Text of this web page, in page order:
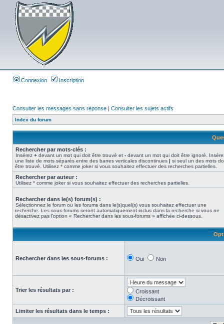
Connexion Inscription
Consulter les messages sans réponse | Consulter les sujets actifs
Index du forum
Rechercher par mots-clés :
Insérez + devant un mot qui doit être trouvé et - devant un mot qui doit être ignoré.
une liste de mots séparés entre des barres verticales discontinues | si seul un des mots
être trouvé. Utilisez * comme joker si vous souhaitez effectuer des recherches partielles.
Rechercher par auteur :
Utilisez * comme joker si vous souhaitez effectuer des recherches partielles.
Rechercher dans le(s) forum(s) :
Sélectionnez le forum ou les forums dans le(s)quel(s) vous souhaitez effectuer une
recherche. Les sous-forums seront automatiquement inclus dans la recherche si vous ne
désactivez pas l’option « Rechercher dans les sous-forums » affichée ci-dessous.
Rechercher dans les sous-forums : Oui Non
Trier les résultats par :
Croissant
Décroissant
Limiter les résultats dans le temps :